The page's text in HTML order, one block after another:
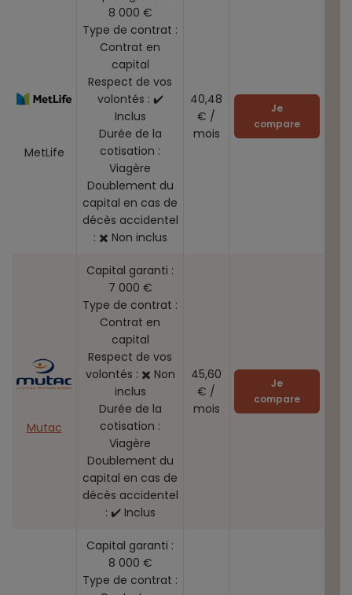
MetLife
8 000 €
Type de contrat :
Contrat en
capital
Respect de vos
volontés : ✔️
Inclus
Durée de la
cotisation :
Viagère
Doublement du
capital en cas de
décès accidentel
: ✖️ Non inclus
40,48
€ /
mois
Je
compare
Mutac
Capital garanti :
7 000 €
Type de contrat :
Contrat en
capital
Respect de vos
volontés : ✖️ Non
inclus
Durée de la
cotisation :
Viagère
Doublement du
capital en cas de
décès accidentel
: ✔️ Inclus
45,60
€ /
mois
Je
compare
Capital garanti :
8 000 €
Type de contrat :